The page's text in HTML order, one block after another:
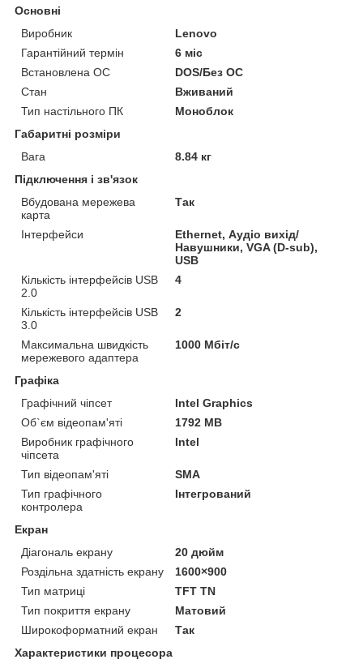
Основні
Виробник
Lenovo
Гарантійний термін
6 міс
Встановлена ОС
DOS/Без ОС
Стан
Вживаний
Тип настільного ПК
Моноблок
Габаритні розміри
Вага
8.84 кг
Підключення і зв'язок
Вбудована мережева
карта
Так
Інтерфейси
Ethernet, Аудіо вихід/
Навушники, VGA (D-sub),
USB
Кількість інтерфейсів USB
2.0
4
Кількість інтерфейсів USB
3.0
2
Максимальна швидкість
мережевого адаптера
1000 Мбіт/с
Графіка
Графічний чіпсет
Intel Graphics
Об`єм відеопам'яті
1792 MB
Виробник графічного
чіпсета
Intel
Тип відеопам'яті
SMA
Тип графічного
контролера
Інтегрований
Екран
Діагональ екрану
20 дюйм
Роздільна здатність екрану
1600×900
Тип матриці
TFT TN
Тип покриття екрану
Матовий
Широкоформатний екран
Так
Характеристики процесора